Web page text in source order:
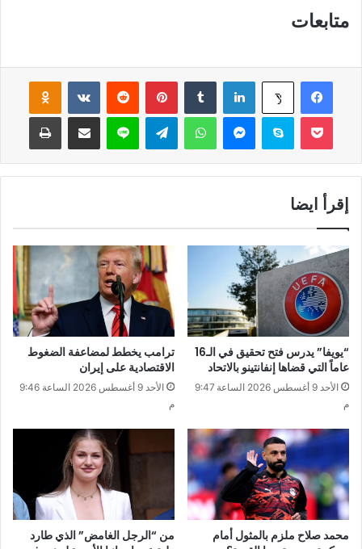
متابعات
فيسبوك ‫X لينكدإن بينتيريست
سكايب واتساب لاين
إقرأ ايضا
“يويفا” يدرس فتح تحقيق في الـ16
عاماً التي قضاها إنفانتينو بالاتحاد
الأحد 9 أغسطس 2026 الساعة 9:47
م
ترامب يخطط لمضاعفة الضغوط
الاقتصادية على إيران
الأحد 9 أغسطس 2026 الساعة 9:46
م
محمد صلاح ملزم بالمثول أمام
من “الرجل الغامض” الذي طارد